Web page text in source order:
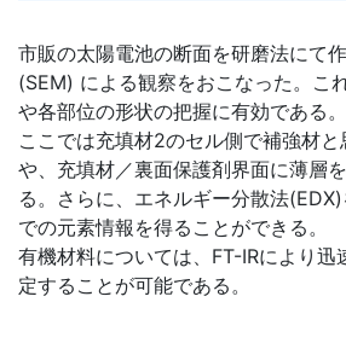
市販の太陽電池の断面を研磨法にて
(SEM) による観察をおこなった。こ
や各部位の形状の把握に有効である。
ここでは充填材2のセル側で補強材
や、充填材／裏面保護剤界面に薄層
る。さらに、エネルギー分散法
での元素情報を得ることができる。
有機材料については、FT-IRにより迅
定することが可能である。